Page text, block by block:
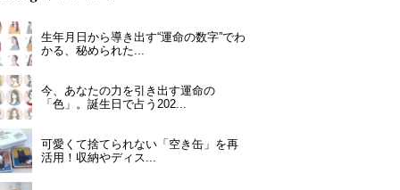
生年月日から導き出す“運命の数字”でわ
かる、秘められた...
今、あなたの力を引き出す運命の
「色」。誕生日で占う202...
可愛くて捨てられない「空き缶」を再
活用！収納やディス...